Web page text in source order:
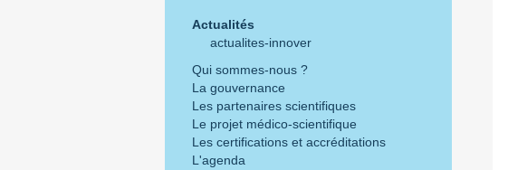
Actualités
actualites-innover
Qui sommes-nous ?
La gouvernance
Les partenaires scientifiques
Le projet médico-scientifique
Les certifications et accréditations
L'agenda